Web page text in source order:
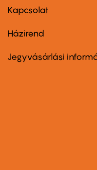
firstKapcsolat
Footer
second
Házirend
Jegyvásárlási